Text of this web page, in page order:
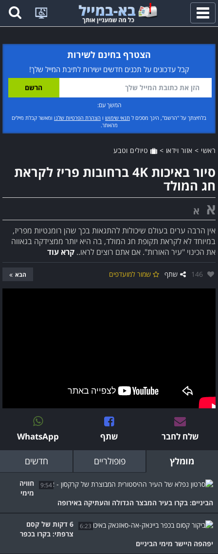
פתח
תפריט
הצטרף בחינם לשירות
קבל עדכונים על תכנים חדשים ישירות לתיבת המייל שלך!
המשך עם:
בלחיצתך על "הרשם", הינך מסכים ל תנאי שימוש ו הצהרת הפרטיות שלנו ומאשר קבלת מיילים
מהאתר.
ראשי > אזור וידאו > טיולים וטבע
סיור באיכות 4K ברחובות פריז לקראת
חג המולד
א א
אין הרבה ערים בעולם שיכולות להתגאות בכך שהן רומנטיות מפריז,
במיוחד לא לקראת תקופת חג המולד, בה היא יותר ממצידקה בגאווה
את הכינוי "עיר האורות". אם אתם רוצים לראו.. קרא עוד
אהבו:
146 שתף שמור למועדפים הבא
שלח לחבר שתף WhatsApp
מומלץ פופולריים חדשים
9:54
חוויה
מימי
הביניים: בקרו בעיר המבצר הגדולה והעתיקה באירופה
6:23
6 דקות של קסם
צרפתי: בקרו בכפר
יפהפה היישר מימי הביניים